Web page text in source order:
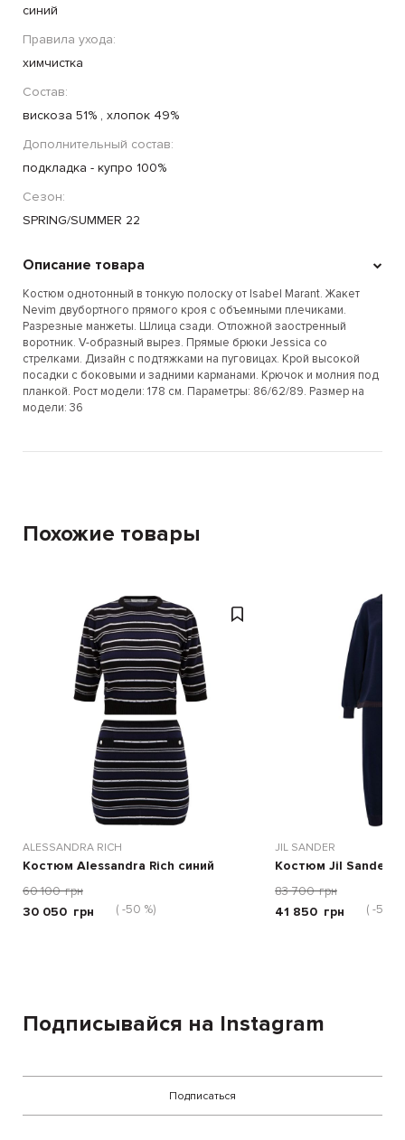
синий
Правила ухода:
химчистка
Состав:
вискоза 51% , хлопок 49%
Дополнительный состав:
подкладка - купро 100%
Сезон:
SPRING/SUMMER 22
Описание товара
Костюм однотонный в тонкую полоску от Isabel Marant. Жакет
Nevim двубортного прямого кроя с объемными плечиками.
Разрезные манжеты. Шлица сзади. Отложной заостренный
воротник. V-образный вырез. Прямые брюки Jessica со
стрелками. Дизайн с подтяжками на пуговицах. Крой высокой
посадки с боковыми и задними карманами. Крючок и молния под
планкой. Рост модели: 178 см. Параметры: 86/62/89. Размер на
модели: 36
Похожие товары
ALESSANDRA RICH
Костюм Alessandra Rich синий
60 100 грн
30 050 грн ( -50 %)
JIL SANDER
Костюм Jil Sander
83 700 грн
41 850 грн ( -50 %)
Подписывайся на Instagram
Подписаться